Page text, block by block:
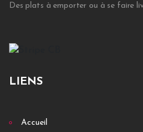
Des plats à emporter ou à se faire
LIENS
Accueil